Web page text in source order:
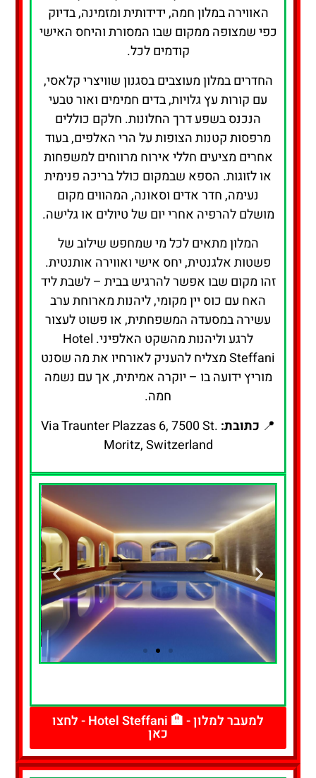
האווירה במלון חמה, ידידותית ומזמינה, בדיוק
כפי שמצופה ממקום שבו המסורת והיחס האישי
קודמים לכל.
החדרים במלון מעוצבים בסגנון שוויצרי קלאסי,
עם קורות עץ גלויות, בדים חמימים ואור טבעי
הנכנס בשפע דרך החלונות. חלקם כוללים
מרפסות קטנות הצופות על הרי האלפים, בעוד
אחרים מציעים חללי אירוח מרווחים למשפחות
או לזוגות. הספא שבמקום כולל בריכה פנימית
נעימה, חדר אדים וסאונה, המהווים מקום
מושלם להרפיה אחרי יום של טיולים או גלישה.
המלון מתאים לכל מי שמחפש שילוב של
פשטות אלגנטית, יחס אישי ואווירה אותנטית.
זהו מקום שבו אפשר להרגיש בבית – לשבת ליד
האח עם כוס יין מקומי, ליהנות מארוחת ערב
עשירה במסעדה המשפחתית, או פשוט לעצור
לרגע וליהנות מהשקט האלפיני. Hotel
Steffani מצליח להעניק לאורחיו את מה שסנט
מוריץ ידועה בו – יוקרה אמיתית, אך עם נשמה
חמה.
📍 כתובת: Via Traunter Plazzas 6, 7500 St.
Moritz, Switzerland
- לחצו כאן למעבר למלון - 🏨 Hotel Steffani - לחצו
כאן